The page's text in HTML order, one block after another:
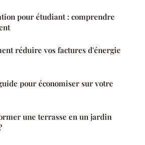
pour étudiant : comprendre
réduire vos factures d'énergie
pour économiser sur votre
une terrasse en un jardin